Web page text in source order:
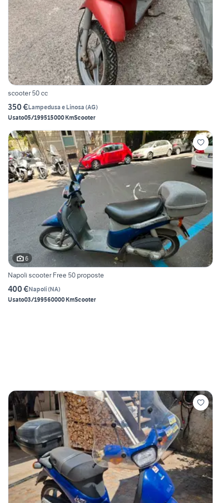
scooter 50 cc
350 €Lampedusa e Linosa (AG)
Usato05/199515000 KmScooter
6
Napoli scooter Free 50 proposte
400 €Napoli(NA)
Usato03/199560000 KmScooter